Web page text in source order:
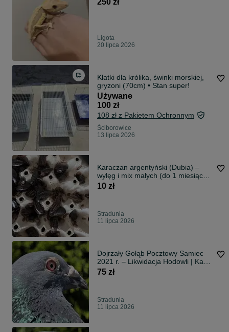
250 zł
Ligota
20 lipca 2026
Klatki dla królika, świnki morskiej,
gryzoni (70cm) • Stan super!
Używane
100 zł
108 zł z Pakietem Ochronnym
Ściborowice
13 lipca 2026
Karaczan argentyński (Dubia) –
wylęg i mix małych (do 1 miesiąca),
50 sztuk
10 zł
Stradunia
11 lipca 2026
Dojrzały Gołąb Pocztowy Samiec
2021 r. – Likwidacja Hodowli | Karta
Własności
75 zł
Stradunia
11 lipca 2026